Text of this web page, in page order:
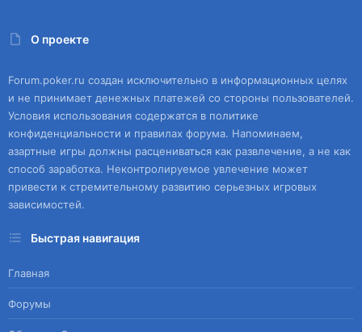
О проекте
Forum.poker.ru создан исключительно в информационных целях
и не принимает денежных платежей со стороны пользователей.
Условия использования содержатся в политике
конфиденциальности и правилах форума. Напоминаем,
азартные игры должны расцениваться как развлечение, а не как
способ заработка. Неконтролируемое увлечение может
привести к стремительному развитию серьезных игровых
зависимостей.
Быстрая навигация
Главная
Форумы